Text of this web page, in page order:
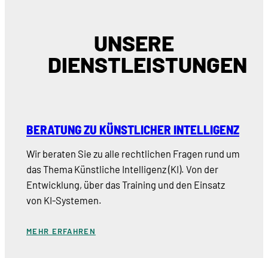
UNSERE
DIENSTLEISTUNGEN
BERATUNG ZU KÜNSTLICHER INTELLIGENZ
Wir beraten Sie zu alle rechtlichen Fragen rund um
das Thema Künstliche Intelligenz (KI). Von der
Entwicklung, über das Training und den Einsatz
von KI-Systemen.
MEHR ERFAHREN